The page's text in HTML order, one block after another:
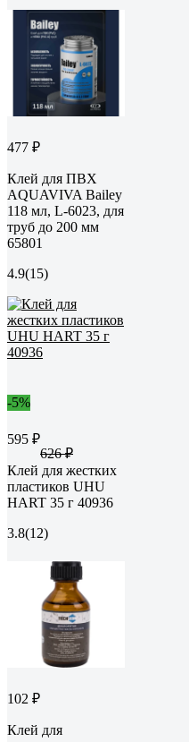
477 ₽
Клей для ПВХ
AQUAVIVA Bailey
118 мл, L-6023, для
труб до 200 мм
65801
4.9(15)
-5%
595 ₽
626 ₽
Клей для жестких
пластиков UHU
HART 35 г 40936
3.8(12)
102 ₽
Клей для